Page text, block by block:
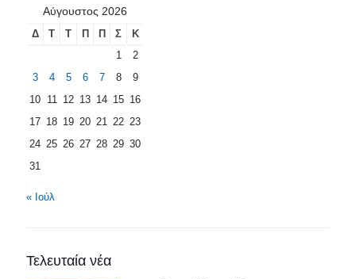
Αύγουστος 2026
Δ Τ Τ Π Π Σ
Κ
1
2
3
4 5 6 7 8
9
10 11 12 13 14 15 16
17 18 19 20 21 22 23
24 25 26 27 28 29 30
31
« Ιούλ
Τελευταία νέα